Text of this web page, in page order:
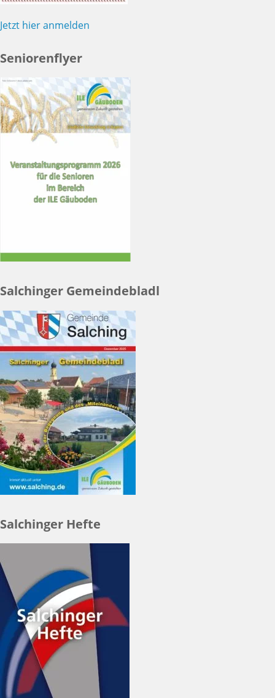
Jetzt hier anmelden
Seniorenflyer
Salchinger Gemeindebladl
Salchinger Hefte